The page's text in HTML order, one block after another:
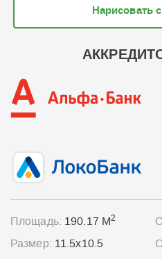
Нарисовать
Площадь: 190.17 М2
Размер: 11.5x10.5